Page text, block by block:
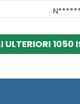
ULTERIORI 1050